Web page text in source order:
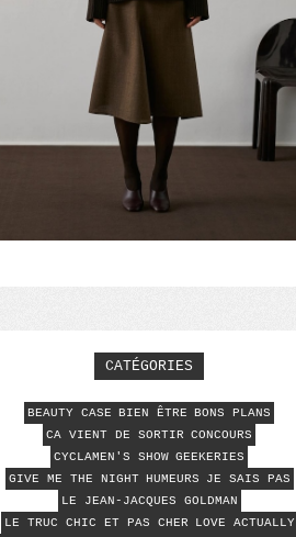
CATÉGORIES
BEAUTY CASE BIEN ÊTRE BONS PLANS
CA VIENT DE SORTIR CONCOURS
CYCLAMEN'S SHOW GEEKERIES
GIVE ME THE NIGHT HUMEURS
JE SAIS PAS
LE JEAN-JACQUES GOLDMAN
LE TRUC CHIC ET PAS CHER
LOVE ACTUALLY